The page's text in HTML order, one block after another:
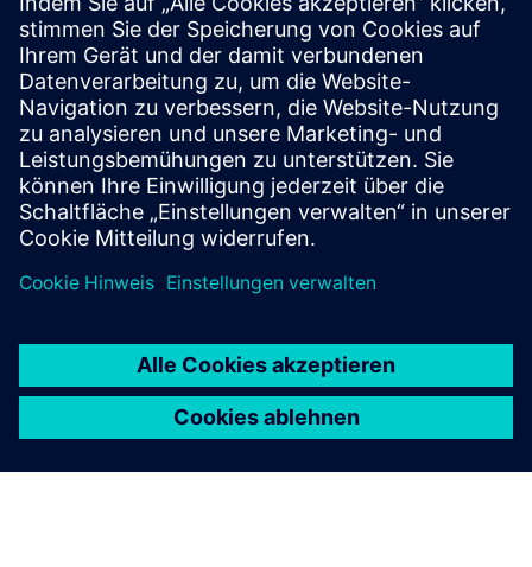
Entdecken Sie die
Möglichkeiten
Kontaktieren Sie uns